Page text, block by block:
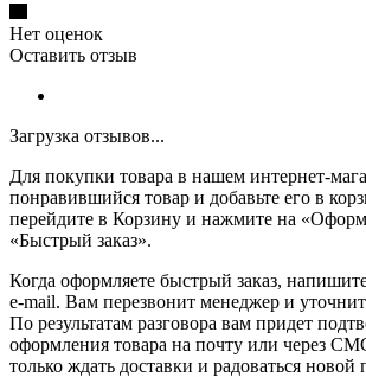
Нет оценок
Оставить отзыв
Загрузка отзывов...
Для покупки товара в нашем интернет-
понравившийся товар и добавьте его в
перейдите в Корзину и нажмите на
«Быстрый заказ».
Когда оформляете быстрый заказ,
e-mail. Вам перезвонит менеджер и уточнит
По результатам разговора вам придет
оформления товара на почту или через
только ждать доставки и радоваться новой